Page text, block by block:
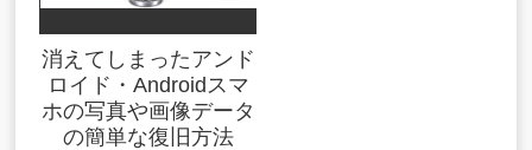
消えてしまったアンド
ロイド・Androidスマ
ホの写真や画像データ
の簡単な復旧方法